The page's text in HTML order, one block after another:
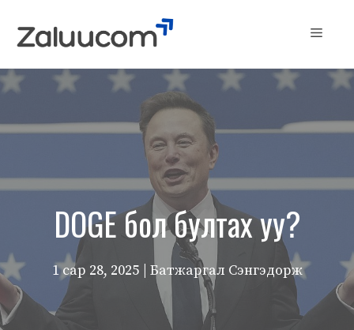
Menu
DOGE бол бултах уу?
1 сар 28, 2025 | Батжаргал Сэнгэдорж